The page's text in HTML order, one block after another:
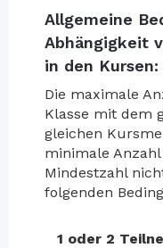
Allgemeine
Abhängigkeit
in den Kursen:
Die maximale
Klasse mit dem
gleichen
minimale
Mindestzahl
folgenden
1 oder 2